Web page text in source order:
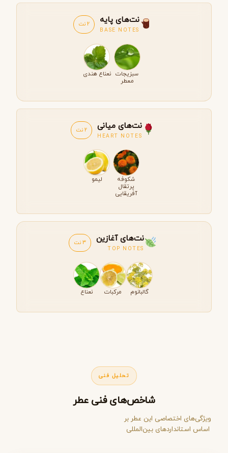
نت‌های پایه
BASE NOTES
2 نت
سبزیجات
معطر
نعناع هندی
نت‌های میانی
HEART NOTES
2 نت
شکوفه
پرتقال
آفریقایی
لیمو
نت‌های آغازین
TOP NOTES
3 نت
گالبانوم مرکبات نعناع
تحلیل فنی
شاخص‌های فنی عطر
ویژگی‌های اختصاصی این عطر بر
اساس استانداردهای بین‌المللی